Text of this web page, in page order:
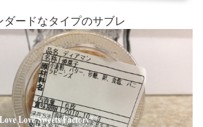
ダードなタイプのサブレ